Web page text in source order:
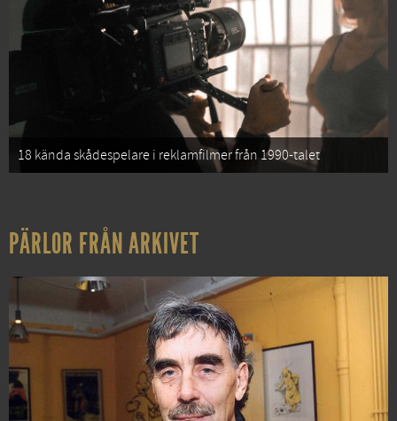
18 kända skådespelare i reklamfilmer från 1990-talet
PÄRLOR FRÅN ARKIVET